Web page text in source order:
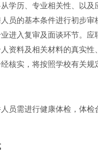
学历、专业相关性、以及
员的基本条件进行初步审
进入复审及面谈环节。应
资料及相关材料的真实性
核实，将按照学校有关规
员需进行健康体检，体检